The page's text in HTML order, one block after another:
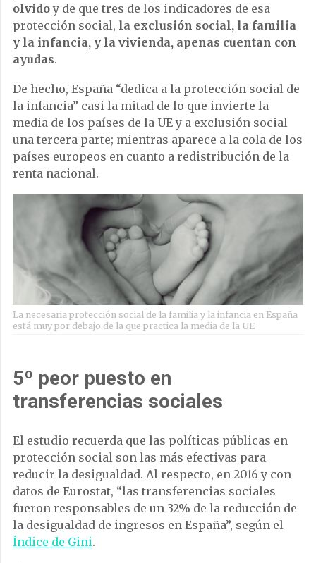
olvidoy de que tres de los indicadores de esa
protección social, la exclusión social, la familia
y la infancia, y la vivienda, apenas cuentan con
ayudas.
De hecho, España “dedica a la protección social de
la infancia” casi la mitad de lo que invierte la
media de los países de la UE y a exclusión social
una tercera parte; mientras aparece a la cola de los
países europeos en cuanto a redistribución de la
renta nacional.
La necesaria protección social de la familia y la infancia en España
está muy por debajo de la que practica la media de la UE
5º peor puesto en
transferencias sociales
El estudio recuerda que las políticas públicas en
protección social son las más efectivas para
reducir la desigualdad. Al respecto, en 2016 y con
datos de Eurostat, “las transferencias sociales
fueron responsables de un 32% de la reducción de
la desigualdad de ingresos en España”, según el
Índice de Gini.